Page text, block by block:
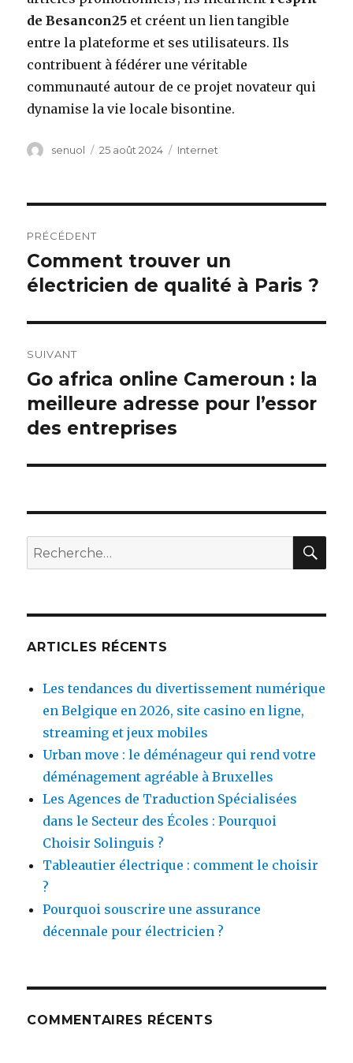
de Besancon25 et créent un lien tangible
entre la plateforme et ses utilisateurs. Ils
contribuent à fédérer une véritable
communauté autour de ce projet novateur qui
dynamise la vie locale bisontine.
Auteur
senuol
Publié
25 août 2024 Catégories
Internet
de
l’article
PRÉCÉDENT
Article
précédent :
Comment trouver un
électricien de qualité à Paris ?
SUIVANT
Article
suivant :
Go africa online Cameroun : la
meilleure adresse pour l’essor
des entreprises
Recherche
pour
ARTICLES RÉCENTS
Les tendances du divertissement numérique
en Belgique en 2026, site casino en ligne,
streaming et jeux mobiles
Urban move : le déménageur qui rend votre
déménagement agréable à Bruxelles
Les Agences de Traduction Spécialisées
dans le Secteur des Écoles : Pourquoi
Choisir Solinguis ?
Tableautier électrique : comment le choisir
?
Pourquoi souscrire une assurance
décennale pour électricien ?
COMMENTAIRES RÉCENTS